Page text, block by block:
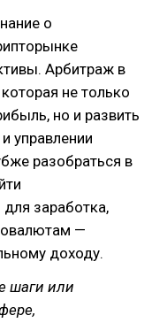
о
Арбитраж в
не только
но и развить
управлении
разобраться в
заработка,
—
доходу.
шаги или